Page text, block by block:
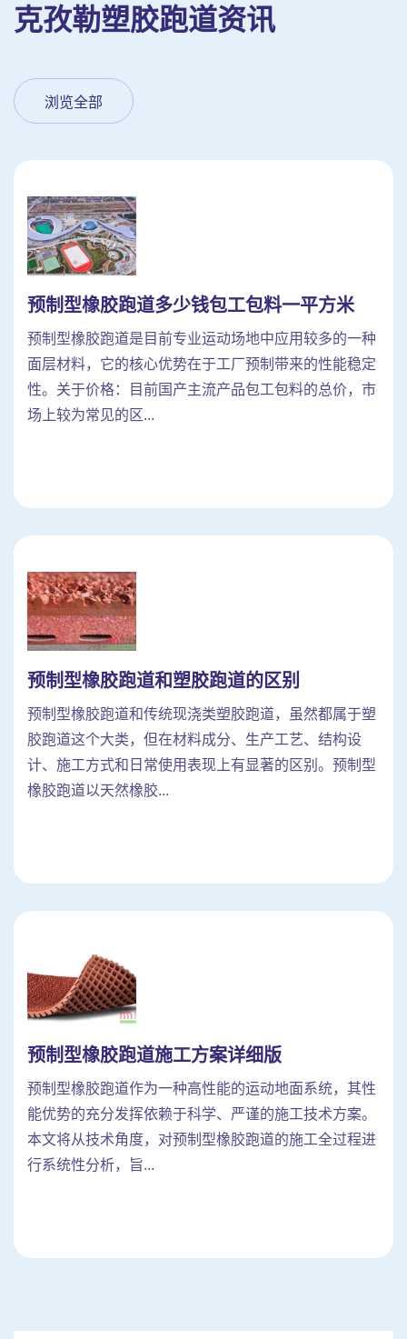
克孜勒塑胶跑道资讯
浏览全部
预制型橡胶跑道多少钱包工包料一平方米
预制型橡胶跑道是目前专业运动场地中应用较多的一种
面层材料，它的核心优势在于工厂预制带来的性能稳定
性。关于价格：目前国产主流产品包工包料的总价，市
场上较为常见的区...
预制型橡胶跑道和塑胶跑道的区别
预制型橡胶跑道和传统现浇类塑胶跑道，虽然都属于塑
胶跑道这个大类，但在材料成分、生产工艺、结构设
计、施工方式和日常使用表现上有显著的区别。预制型
橡胶跑道以天然橡胶...
预制型橡胶跑道施工方案详细版
预制型橡胶跑道作为一种高性能的运动地面系统，其性
能优势的充分发挥依赖于科学、严谨的施工技术方案。
本文将从技术角度，对预制型橡胶跑道的施工全过程进
行系统性分析，旨...